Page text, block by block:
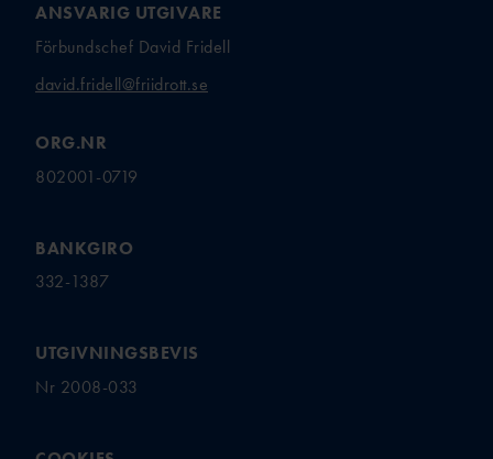
ANSVARIG UTGIVARE
Förbundschef David Fridell
david.fridell@friidrott.se
ORG.NR
802001-0719
BANKGIRO
332-1387
UTGIVNINGSBEVIS
Nr 2008-033